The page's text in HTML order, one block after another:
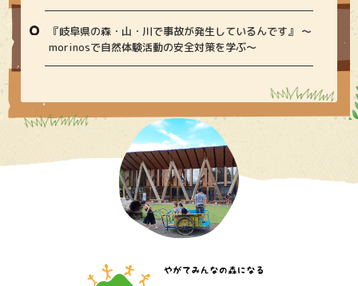
『岐阜県の森・山・川で事故が発生しているんです』 〜
morinosで自然体験活動の安全対策を学ぶ〜